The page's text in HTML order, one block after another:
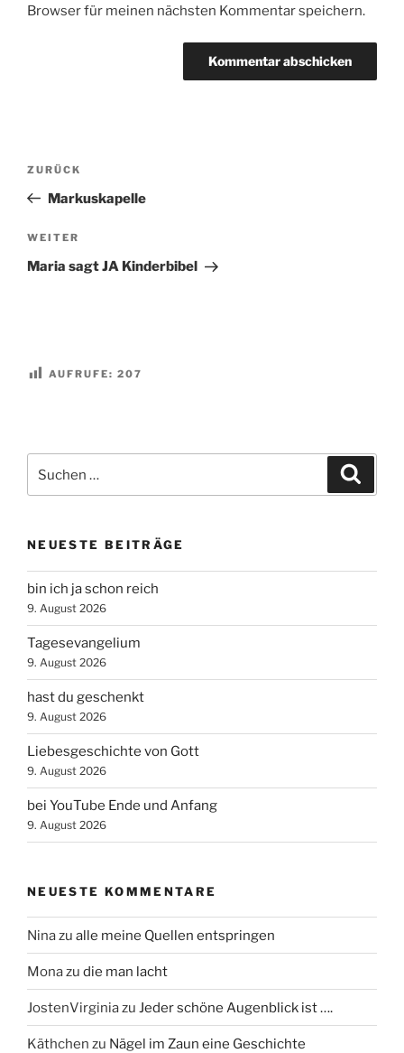
Browser für meinen nächsten Kommentar speichern.
Beitragsnavigation
Vorheriger
Beitrag
ZURÜCK
Markuskapelle
Nächster
Beitrag
WEITER
Maria sagt JA Kinderbibel
AUFRUFE: 207
nach:
NEUESTE BEITRÄGE
bin ich ja schon reich
9. August 2026
Tagesevangelium
9. August 2026
hast du geschenkt
9. August 2026
Liebesgeschichte von Gott
9. August 2026
bei YouTube Ende und Anfang
9. August 2026
NEUESTE KOMMENTARE
Ninazu alle meine Quellen entspringen
Monazu die man lacht
JostenVirginiazu Jeder schöne Augenblick ist ….
Käthchen zu Nägel im Zaun eine Geschichte